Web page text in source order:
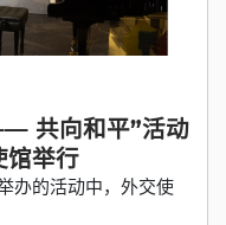
共向和平”活动
馆举行
办的活动中，外交使